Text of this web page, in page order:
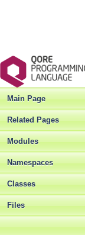
Main Page
Related Pages
Modules
Namespaces
Classes
Files